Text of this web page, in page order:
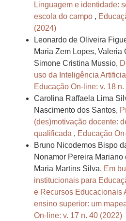
Linguagem e identidade:
escola do campo ,
(2024)
Leonardo de Oliveira
Maria Zem Lopes, Valeria
Simone Cristina Mussio,
uso da Inteligência
Educação On-line: v. 18
Carolina Raffaela Lima
Nascimento dos Santos,
(des)motivação docente:
qualificada , Educação
Bruno Nicodemos Bispo
Nonamor Pereira Mariano
Maria Martins Silva, Em
institucionais para
e Recursos Educacionais
ensino superior: um
On-line: v. 17 n. 40 (2022)